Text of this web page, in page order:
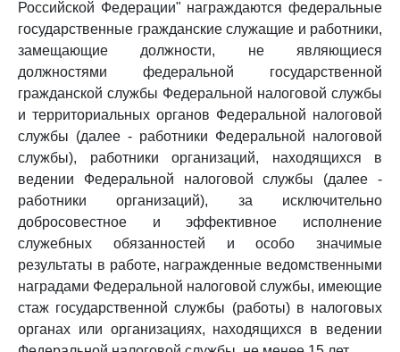
Российской Федерации" награждаются федеральные
государственные гражданские служащие и работники,
замещающие должности, не являющиеся
должностями федеральной государственной
гражданской службы Федеральной налоговой службы
и территориальных органов Федеральной налоговой
службы (далее - работники Федеральной налоговой
службы), работники организаций, находящихся в
ведении Федеральной налоговой службы (далее -
работники организаций), за исключительно
добросовестное и эффективное исполнение
служебных обязанностей и особо значимые
результаты в работе, награжденные ведомственными
наградами Федеральной налоговой службы, имеющие
стаж государственной службы (работы) в налоговых
органах или организациях, находящихся в ведении